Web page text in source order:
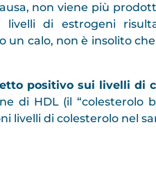
non viene più
di estrogeni
un calo, non è insolito
positivo sui livelli di
di HDL (il
livelli di colesterolo nel